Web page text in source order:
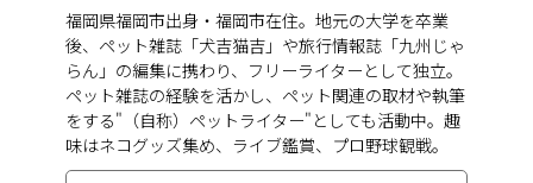
福岡県福岡市出身・福岡市在住。地元の大学を卒業
後、ペット雑誌「犬吉猫吉」や旅行情報誌「九州じゃ
らん」の編集に携わり、フリーライターとして独立。
ペット雑誌の経験を活かし、ペット関連の取材や執筆
をする"（自称）ペットライター"としても活動中。趣
味はネコグッズ集め、ライブ鑑賞、プロ野球観戦。